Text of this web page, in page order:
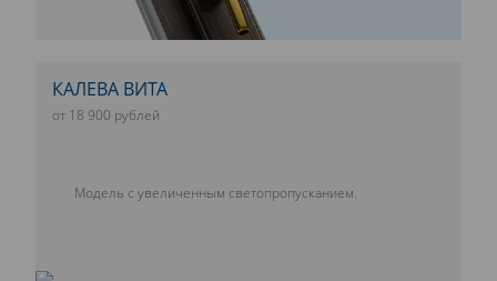
КАЛЕВА ВИТА
от 18 900 рублей
Модель с увеличенным светопропусканием.